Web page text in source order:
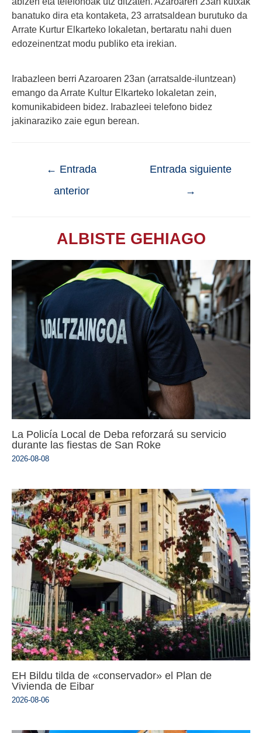
banatuko dira eta kontaketa, 23 arratsaldean burutuko da
Arrate Kurtur Elkarteko lokaletan, bertaratu nahi duen
edozeinentzat modu publiko eta irekian.
Irabazleen berri Azaroaren 23an (arratsalde-iluntzean)
emango da Arrate Kultur Elkarteko lokaletan zein,
komunikabideen bidez. Irabazleei telefono bidez
jakinaraziko zaie egun berean.
← Entrada
anterior
Entrada siguiente
→
ALBISTE GEHIAGO
La Policía Local de Deba reforzará su servicio
durante las fiestas de San Roke
2026-08-08
EH Bildu tilda de «conservador» el Plan de
Vivienda de Eibar
2026-08-06